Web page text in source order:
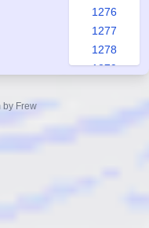
1276
1277
1278
1279
by Frew